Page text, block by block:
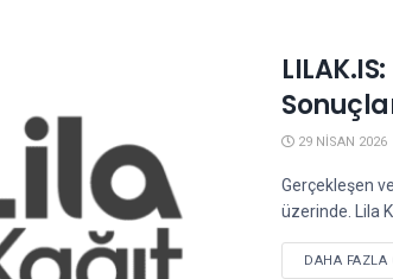
29 NISAN 2026
Gerçekleşen
üzerinde. Lila
DAHA FAZLA